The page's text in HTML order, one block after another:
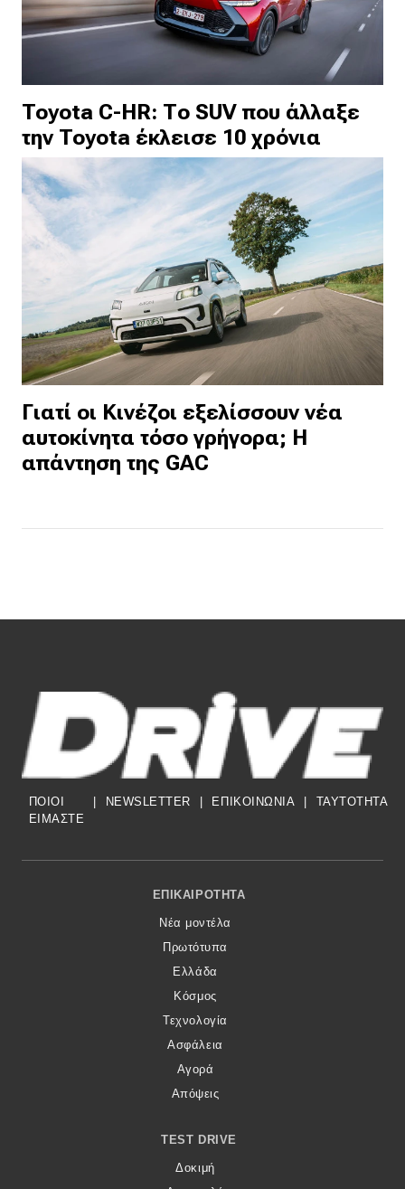
Toyota C-HR: Το SUV που άλλαξε
την Toyota έκλεισε 10 χρόνια
Γιατί οι Κινέζοι εξελίσσουν νέα
αυτοκίνητα τόσο γρήγορα; Η
απάντηση της GAC
ΠΟΙΟΙ
ΕΙΜΑΣΤΕ
| NEWSLETTER | ΕΠΙΚΟΙΝΩΝΙΑ | TAYTOTHTA
Footer Menu
ΕΠΙΚΑΙΡΌΤΗΤΑ
Νέα μοντέλα
Πρωτότυπα
Ελλάδα
Κόσμος
Τεχνολογία
Ασφάλεια
Αγορά
Απόψεις
TEST DRIVE
Δοκιμή